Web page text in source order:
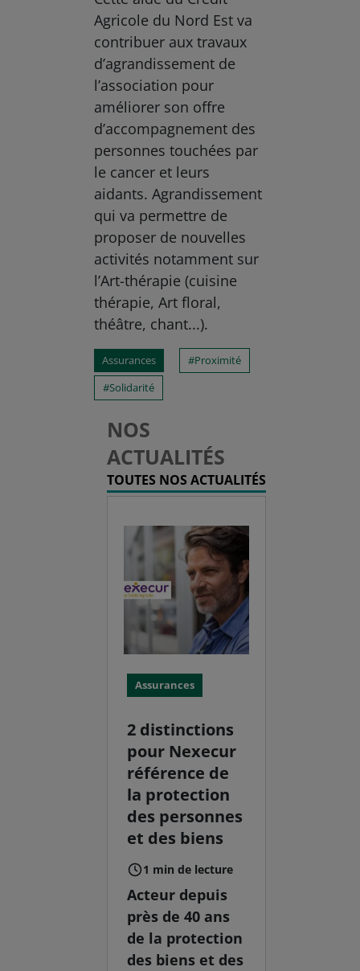
Agricole du Nord Est va
contribuer aux travaux
d’agrandissement de
l’association pour
améliorer son offre
d’accompagnement des
personnes touchées par
le cancer et leurs
aidants. Agrandissement
qui va permettre de
proposer de nouvelles
activités notamment sur
l’Art-thérapie (cuisine
thérapie, Art floral,
théâtre, chant...).
Assurances
Proximité
Solidarité
NOS
ACTUALITÉS
TOUTES NOS ACTUALITÉS
Assurances
2 distinctions
pour Nexecur
référence de
la protection
des personnes
et des biens
1 min de lecture
Acteur depuis
près de 40 ans
de la protection
des biens et des